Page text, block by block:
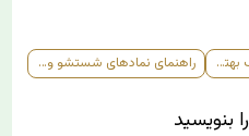
سینه‌ راهنمای نمادهای شستشو و مراقبت از لباس (2)
بنویسید